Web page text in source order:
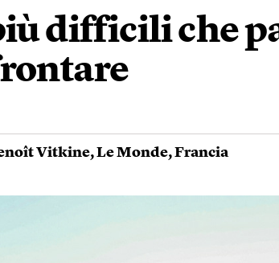
difficili che
Vitkine,Le Monde,Francia